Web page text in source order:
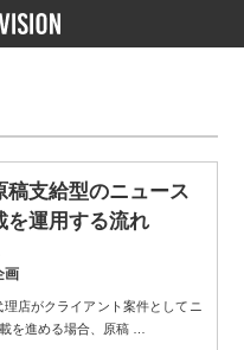
稿支給型のニュース
を運用する流れ
画
理店がクライアント案件としてニ
を進める場合、原稿…